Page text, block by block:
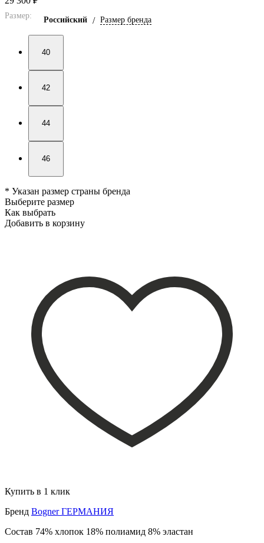
Размер: Российский / Размер бренда
40
42
44
46
* Указан размер страны бренда
Выберите размер
Как выбрать
Добавить в корзину
Купить в 1 клик
Бренд Bogner ГЕРМАНИЯ
Состав 74% хлопок 18% полиамид 8% эластан